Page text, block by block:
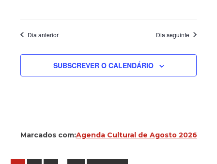
Dia anterior Dia seguinte
SUBSCREVER O CALENDÁRIO
Marcados com:Agenda Cultural de Agosto 2026